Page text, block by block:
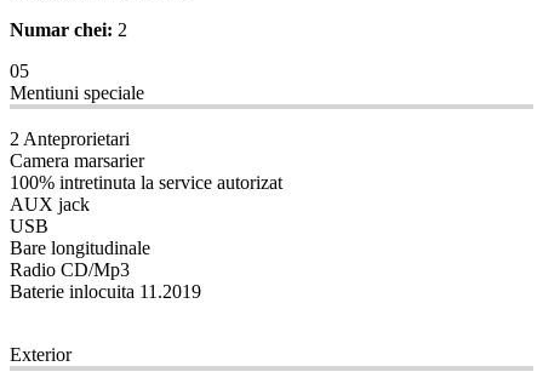
Numar chei: 2
05
Mentiuni speciale
2 Anteprorietari
Camera marsarier
100% intretinuta la service autorizat
AUX jack
USB
Bare longitudinale
Radio CD/Mp3
Baterie inlocuita 11.2019
Exterior